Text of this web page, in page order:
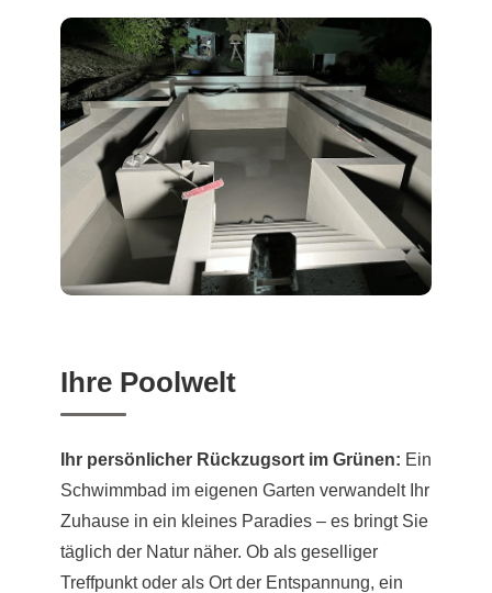
Ihre Poolwelt
Ihr persönlicher Rückzugsort im Grünen: Ein
Schwimmbad im eigenen Garten verwandelt Ihr
Zuhause in ein kleines Paradies – es bringt Sie
täglich der Natur näher. Ob als geselliger
Treffpunkt oder als Ort der Entspannung, ein